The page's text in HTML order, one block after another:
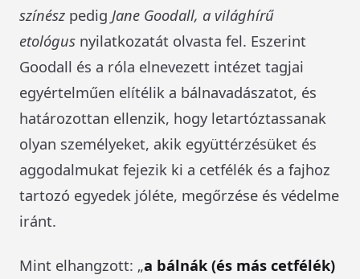
színész pedig Jane Goodall, a világhírű
etológus nyilatkozatát olvasta fel. Eszerint
Goodall és a róla elnevezett intézet tagjai
egyértelműen elítélik a bálnavadászatot, és
határozottan ellenzik, hogy letartóztassanak
olyan személyeket, akik együttérzésüket és
aggodalmukat fejezik ki a cetfélék és a fajhoz
tartozó egyedek jóléte, megőrzése és védelme
iránt.
Mint elhangzott: „a bálnák (és más cetfélék)